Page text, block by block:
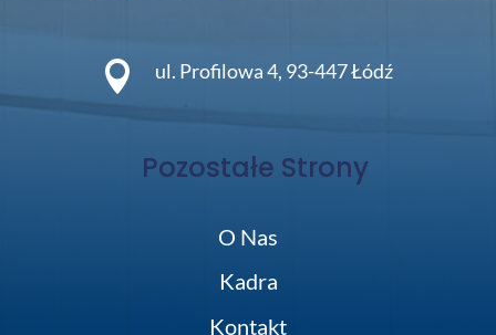
 ul. Profilowa 4, 93-447 Łódź
Pozostałe Strony
O Nas
Kadra
Kontakt